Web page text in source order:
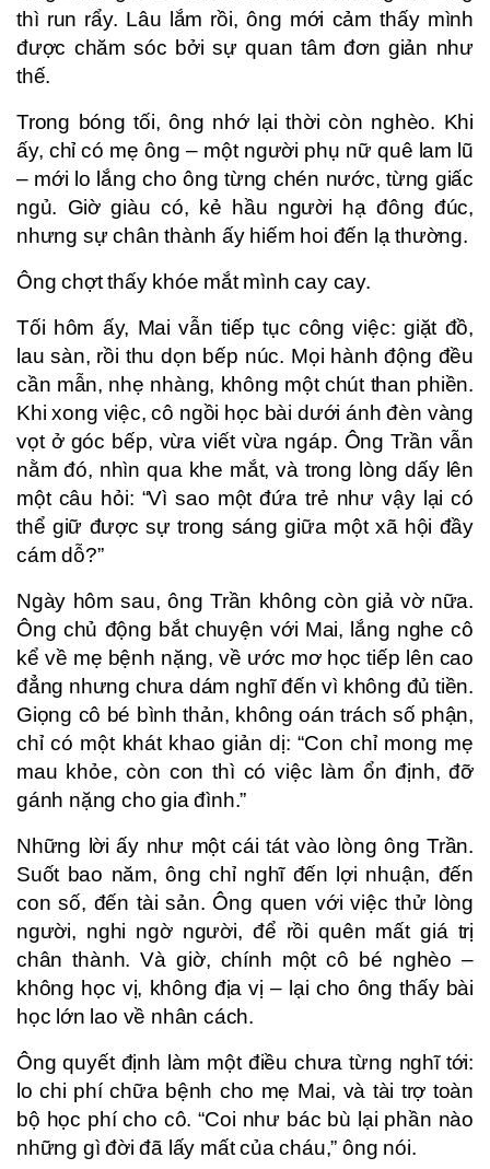
thì run rẩy. Lâu lắm rồi, ông mới cảm thấy mình
được chăm sóc bởi sự quan tâm đơn giản như
thế.
Trong bóng tối, ông nhớ lại thời còn nghèo. Khi
ấy, chỉ có mẹ ông – một người phụ nữ quê lam lũ
– mới lo lắng cho ông từng chén nước, từng giấc
ngủ. Giờ giàu có, kẻ hầu người hạ đông đúc,
nhưng sự chân thành ấy hiếm hoi đến lạ thường.
Ông chợt thấy khóe mắt mình cay cay.
Tối hôm ấy, Mai vẫn tiếp tục công việc: giặt đồ,
lau sàn, rồi thu dọn bếp núc. Mọi hành động đều
cần mẫn, nhẹ nhàng, không một chút than phiền.
Khi xong việc, cô ngồi học bài dưới ánh đèn vàng
vọt ở góc bếp, vừa viết vừa ngáp. Ông Trần vẫn
nằm đó, nhìn qua khe mắt, và trong lòng dấy lên
một câu hỏi: “Vì sao một đứa trẻ như vậy lại có
thể giữ được sự trong sáng giữa một xã hội đầy
cám dỗ?”
Ngày hôm sau, ông Trần không còn giả vờ nữa.
Ông chủ động bắt chuyện với Mai, lắng nghe cô
kể về mẹ bệnh nặng, về ước mơ học tiếp lên cao
đẳng nhưng chưa dám nghĩ đến vì không đủ tiền.
Giọng cô bé bình thản, không oán trách số phận,
chỉ có một khát khao giản dị: “Con chỉ mong mẹ
mau khỏe, còn con thì có việc làm ổn định, đỡ
gánh nặng cho gia đình.”
Những lời ấy như một cái tát vào lòng ông Trần.
Suốt bao năm, ông chỉ nghĩ đến lợi nhuận, đến
con số, đến tài sản. Ông quen với việc thử lòng
người, nghi ngờ người, để rồi quên mất giá trị
chân thành. Và giờ, chính một cô bé nghèo –
không học vị, không địa vị – lại cho ông thấy bài
học lớn lao về nhân cách.
Ông quyết định làm một điều chưa từng nghĩ tới:
lo chi phí chữa bệnh cho mẹ Mai, và tài trợ toàn
bộ học phí cho cô. “Coi như bác bù lại phần nào
những gì đời đã lấy mất của cháu,” ông nói.